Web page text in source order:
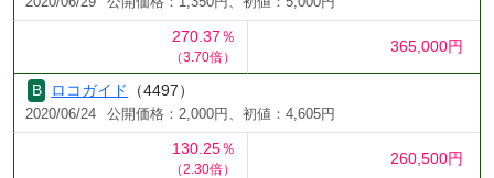
270.37％
（3.70倍）
365,000円
ロコガイド （4497）
2020/06/24 公開価格：2,000円、初値：4,605円
130.25％
（2.30倍）
260,500円